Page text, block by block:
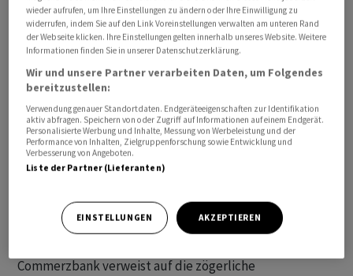
seine Ölausfuhr im August um 500 000 Barrel je Tag zu
verringern. Die beiden Länder führen den grossen
Ölverbund Opec+ an, dem mehr als zwanzig
Förderstaaten angehören.
Mit den Aktionen wollen die Förderländer gegen die
unter Druck stehenden Rohölpreise vorgehen.
Gegenüber dem Jahresanfang liegen die Notierungen
klar in der Verlustzone. Die Commerzbank-Experten
Angebotsdefizit am Ölmarkt. Vor allem
Nachfragesorgen seien dafür verantwortlich, dass die
Commerzbank verweist auf die zögerliche
wieder aufrufen, um Ihre Einstellungen zu ändern oder Ihre Einwilligung zu
widerrufen, indem Sie auf den Link Voreinstellungen verwalten am unteren Rand
der Webseite klicken. Ihre Einstellungen gelten innerhalb unseres Website. Weitere
Informationen finden Sie in unserer Datenschutzerklärung.
Wir und unsere Partner verarbeiten Daten, um Folgendes
bereitzustellen:
Verwendung genauer Standortdaten. Endgeräteeigenschaften zur Identifikation
aktiv abfragen. Speichern von oder Zugriff auf Informationen auf einem Endgerät.
Personalisierte Werbung und Inhalte, Messung von Werbeleistung und der
Performance von Inhalten, Zielgruppenforschung sowie Entwicklung und
Verbesserung von Angeboten.
Liste der Partner (Lieferanten)
EINSTELLUNGEN AKZEPTIEREN